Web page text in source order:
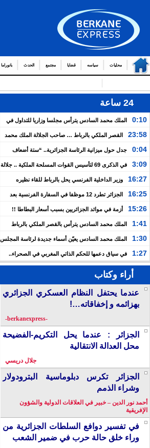
محليات سياسه قضايا مجتمع الحدث بانوراما
24 ساعة
0:10
الملك محمد السادس يترأس مجلسا وزاريا للتداول في
23:58
القصر الملكي بالرباط … صاحب الجلالة الملك محمد
السادس يترأس مجلسا وزاريا
0:04
جدل حول ميزانية الرئاسة الجزائرية.. “ستة أضعاف
نظيرتها الفرنسية”؟!
3:09
في الذكرى 69 لتأسيس القوات المسلحة الملكية .. جلالة
الملك يدعو لمواصلة التعبئة من أجل تعزيز قوة الجيش وينوه بورش
16:27
وزير الداخلية الفرنسي يحل بالرباط للقاء نظيره
المغربي.. ولفتيت يقترح مراجعة مجموعة من الاتفاقيات بين
16:25
الجزائر تطرد 12 موظفا في السفارة الفرنسية بعد
اعتقال مسؤولها القنصلي وباريس تهدد إما التراجع أو الرد بقوة
15:26 أزمة في موائد الجزائريين بسبب أسعار البطاطا !!
1:41
الملك محمد السادس يترأس بالقصر الملكي بالرباط
حفلا دينيا إحياء لليلة القدر
1:30
الملك محمد السادس يعيّن أسماء جديدة لرئاسة المجلس
الأعلى للتكوين والبحث العلمي والمندوبية الوزارية لحقوق الإنسان
1:27
في سياق دعمها للحكم الذاتي المغربي في الصحراء..
إسبانيا تشرع في إدراج “المسيرة الخضراء” ضمن مقرراتها
الدراسيةأراء وكتاب
عندما يحتفل النظام العسكري الجزائري
بهزائمه و إخفاقاته…!
-berkanexpress-
الجزائر : عندما يحل التكريم-الفضيحة
محل العدالة الانتقالية
جلال دريسي
الجزائر تكرس دبلوماسية البترودولار
وشراء الذمم
أحمد نور الدين – خبير في العلاقات الدولية والشؤون
الإفريقية
في تفسير دوافع السلطات الجزائرية من
وراء خلق حالة حرب في ضمير الشعب